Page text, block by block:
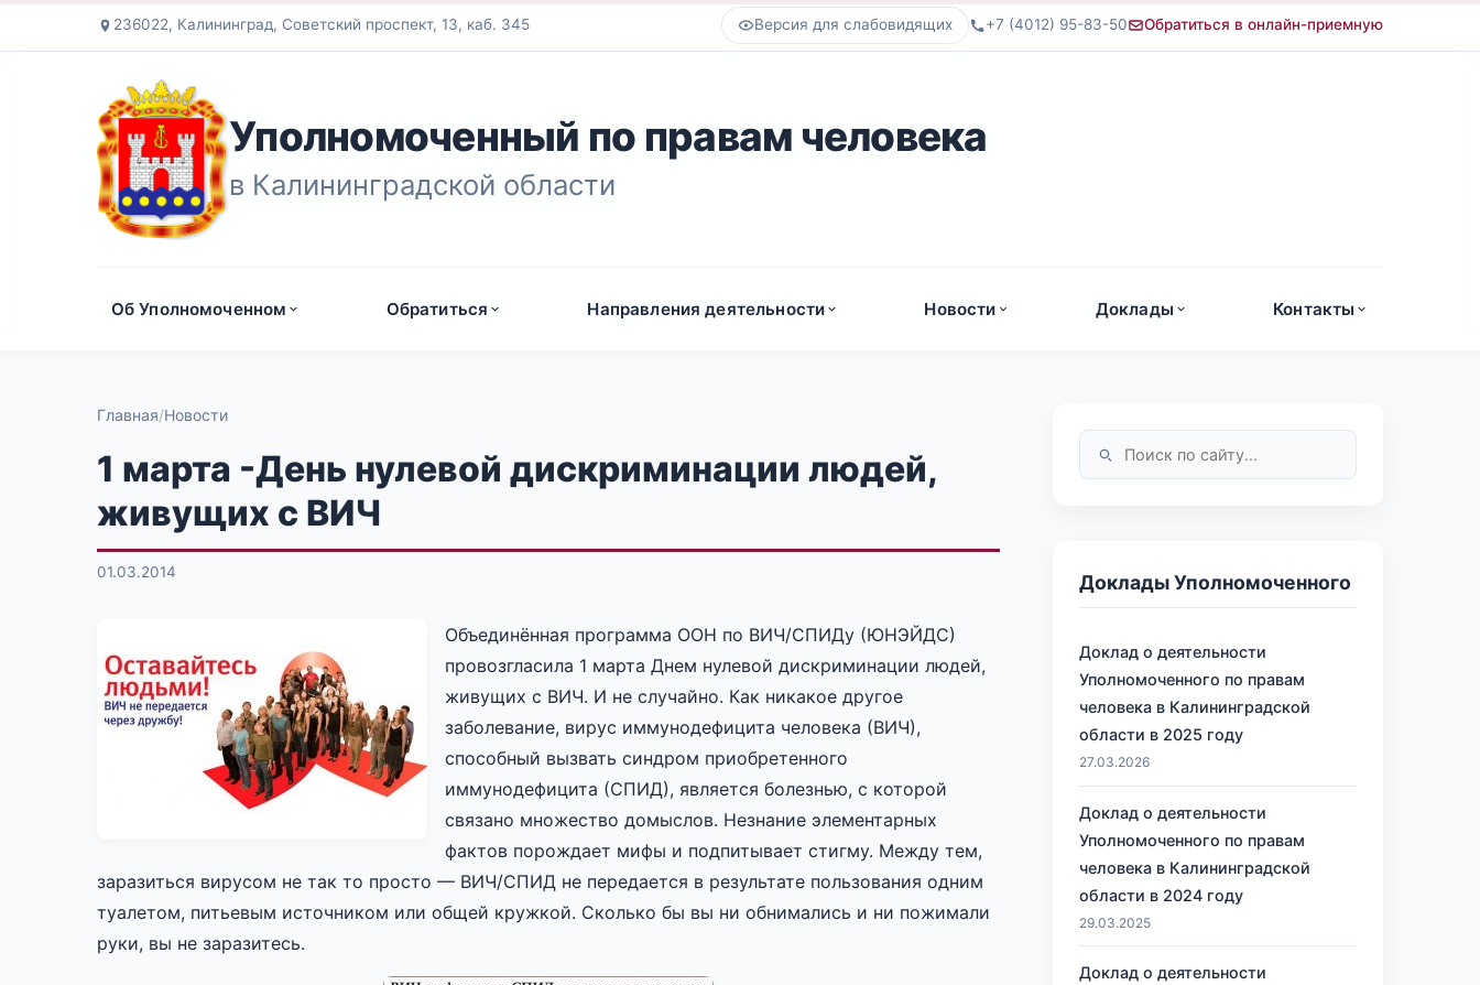
236022, Калининград, Советский проспект, 13, каб. 345 Версия для слабовидящих +7 (4012) 95-83-50 Обратиться в онлайн-приемную
Уполномоченный по правам человека
в Калининградской области
Об Уполномоченном Обратиться Направления деятельности Новости Доклады Контакты
Главная Новости
1 марта -День нулевой дискриминации людей,
живущих с ВИЧ
01.03.2014
Объединённая программа ООН по ВИЧ/СПИДу (ЮНЭЙДС)
провозгласила 1 марта Днем нулевой дискриминации людей,
живущих с ВИЧ. И не случайно. Как никакое другое
заболевание, вирус иммунодефицита человека (ВИЧ),
способный вызвать синдром приобретенного
иммунодефицита (СПИД), является болезнью, с которой
связано множество домыслов. Незнание элементарных
фактов порождает мифы и подпитывает стигму. Между тем,
заразиться вирусом не так то просто — ВИЧ/СПИД не передается в результате пользования одним
туалетом, питьевым источником или общей кружкой. Сколько бы вы ни обнимались и ни пожимали
руки, вы не заразитесь.
Доклады Уполномоченного
Доклад о деятельности
Уполномоченного по правам
человека в Калининградской
области в 2025 году
27.03.2026
Доклад о деятельности
Уполномоченного по правам
человека в Калининградской
области в 2024 году
29.03.2025
Доклад о деятельности